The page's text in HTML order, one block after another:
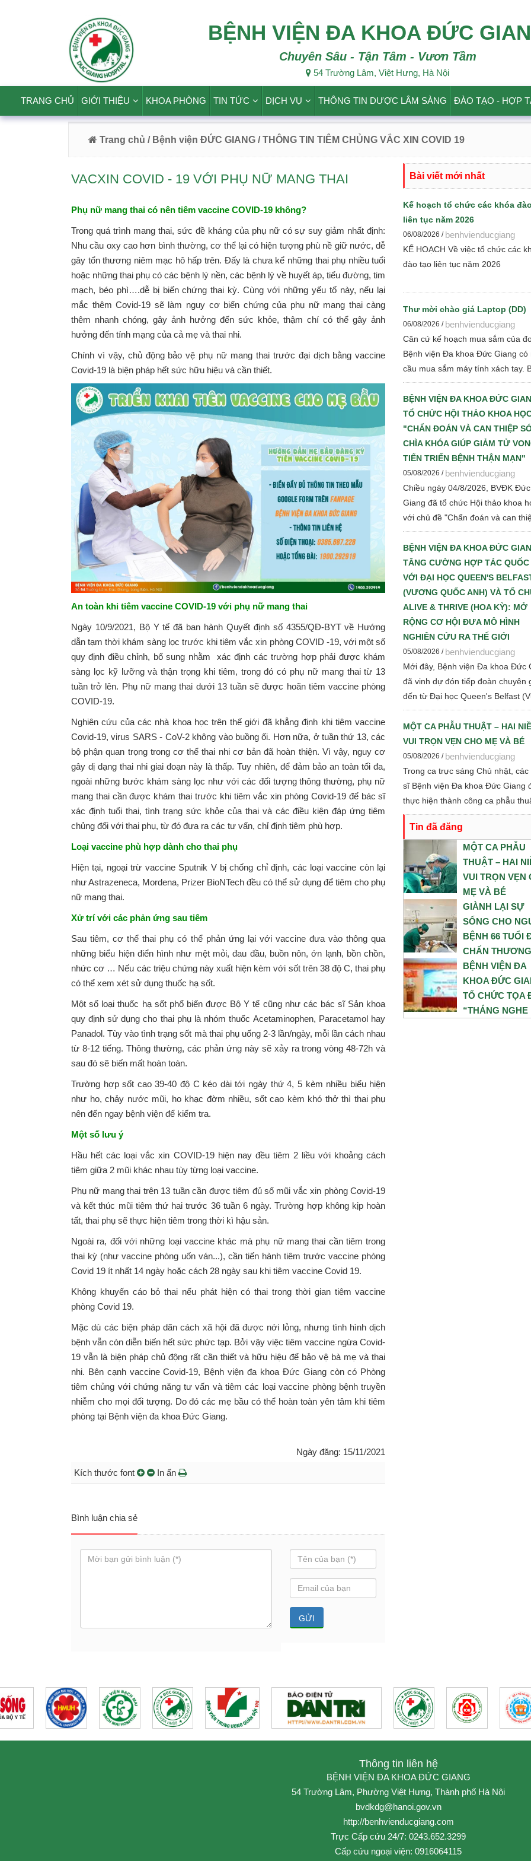
BỆNH VIỆN ĐA KHOA ĐỨC
Chuyên Sâu - Tận Tâm - Vươn Tầm
54 Trường Lâm, Việt Hưng, Hà Nội
TRANG CHỦ GIỚI THIỆU KHOA PHÒNG TIN TỨC DỊCH VỤ THÔNG TIN DƯỢC LÂM SÀNG ĐÀO TẠO - HỢP
Trang chủ / Bệnh viện ĐỨC GIANG / THÔNG TIN TIÊM CHỦNG VẮC XIN COVID 19
VACXIN COVID - 19 VỚI PHỤ NỮ MANG THAI
Phụ nữ mang thai có nên tiêm vaccine COVID-19 không?
Trong quá trình mang thai, sức đề kháng của phụ nữ có sự suy giảm nhất định:
Nhu cầu oxy cao hơn bình thường, cơ thể lại có hiện tượng phù nề giữ nước, dễ
gây tổn thương niêm mạc hô hấp trên. Đấy là chưa kể những thai phụ nhiều tuổi
hoặc những thai phụ có các bệnh lý nền, các bệnh lý về huyết áp, tiểu đường, tim
mạch, béo phì….dễ bị biến chứng thai kỳ. Cùng với những yếu tố này, nếu lại
mắc thêm Covid-19 sẽ làm nguy cơ biến chứng của phụ nữ mang thai càng
thêm nhanh chóng, gây ảnh hưởng đến sức khỏe, thậm chí có thể gây ảnh
hưởng đến tính mạng của cả mẹ và thai nhi.
Chính vì vậy, chủ động bảo vệ phụ nữ mang thai trước đại dịch bằng vaccine
Covid-19 là biện pháp hết sức hữu hiệu và cần thiết.
An toàn khi tiêm vaccine COVID-19 với phụ nữ mang thai
Ngày 10/9/2021, Bộ Y tế đã ban hành Quyết định số 4355/QĐ-BYT về Hướng
dẫn tạm thời khám sàng lọc trước khi tiêm vắc xin phòng COVID -19, với một số
quy định điều chỉnh, bổ sung nhằm xác định các trường hợp phải được khám
sàng lọc kỹ lưỡng và thận trọng khi tiêm, trong đó có phụ nữ mang thai từ 13
tuần trở lên. Phụ nữ mang thai dưới 13 tuần sẽ được hoãn tiêm vaccine phòng
COVID-19.
Nghiên cứu của các nhà khoa học trên thế giới đã khẳng định khi tiêm vaccine
Covid-19, virus SARS - CoV-2 không vào buồng ối. Hơn nữa, ở tuần thứ 13, các
bộ phận quan trọng trong cơ thể thai nhi cơ bản đã hoàn thiện. Vì vậy, nguy cơ
gây dị dạng thai nhi giai đoạn này là thấp. Tuy nhiên, để đảm bảo an toàn tối đa,
ngoài những bước khám sàng lọc như với các đối tượng thông thường, phụ nữ
mang thai cần được khám thai trước khi tiêm vắc xin phòng Covid-19 để bác sĩ
xác định tuổi thai, tình trạng sức khỏe của thai và các điều kiện đáp ứng tiêm
chủng đối với thai phụ, từ đó đưa ra các tư vấn, chỉ định tiêm phù hợp.
Loại vaccine phù hợp dành cho thai phụ
Hiện tại, ngoại trừ vaccine Sputnik V bị chống chỉ định, các loại vaccine còn lại
như Astrazeneca, Mordena, Prizer BioNTech đều có thể sử dụng để tiêm cho phụ
nữ mang thai.
Xử trí với các phản ứng sau tiêm
Sau tiêm, cơ thể thai phụ có thể phản ứng lại với vaccine đưa vào thông qua
những biểu hiện điển hình như mệt mỏi, đau đầu, buồn nôn, ớn lạnh, bồn chồn,
nhức cơ … Nếu các triệu chứng này xuất hiện kèm với sốt trên 38 độ C, thai phụ
có thể xem xét sử dụng thuốc hạ sốt.
Một số loại thuốc hạ sốt phổ biến được Bộ Y tế cũng như các bác sĩ Sản khoa
quy định sử dụng cho thai phụ là nhóm thuốc Acetaminophen, Paracetamol hay
Panadol. Tùy vào tình trạng sốt mà thai phụ uống 2-3 lần/ngày, mỗi lần cách nhau
từ 8-12 tiếng. Thông thường, các phản ứng này sẽ xảy ra trong vòng 48-72h và
sau đó sẽ biến mất hoàn toàn.
Trường hợp sốt cao 39-40 độ C kéo dài tới ngày thứ 4, 5 kèm nhiều biểu hiện
như ho, chảy nước mũi, ho khạc đờm nhiều, sốt cao kèm khó thở thì thai phụ
nên đến ngay bệnh viện để kiểm tra.
Một số lưu ý
Hầu hết các loại vắc xin COVID-19 hiện nay đều tiêm 2 liều với khoảng cách
tiêm giữa 2 mũi khác nhau tùy từng loại vaccine.
Phụ nữ mang thai trên 13 tuần cần được tiêm đủ số mũi vắc xin phòng Covid-19
và kết thúc mũi tiêm thứ hai trước 36 tuần 6 ngày. Trường hợp không kịp hoàn
tất, thai phụ sẽ thực hiện tiêm trong thời kì hậu sản.
Ngoài ra, đối với những loại vaccine khác mà phụ nữ mang thai cần tiêm trong
thai kỳ (như vaccine phòng uốn ván...), cần tiến hành tiêm trước vaccine phòng
Covid 19 ít nhất 14 ngày hoặc cách 28 ngày sau khi tiêm vaccine Covid 19.
Không khuyến cáo bỏ thai nếu phát hiện có thai trong thời gian tiêm vaccine
phòng Covid 19.
Mặc dù các biện pháp dãn cách xã hội đã được nới lỏng, nhưng tình hình dịch
bệnh vẫn còn diễn biến hết sức phức tạp. Bởi vậy việc tiêm vaccine ngừa Covid-
19 vẫn là biện pháp chủ động rất cần thiết và hữu hiệu để bảo vệ bà mẹ và thai
nhi. Bên cạnh vaccine Covid-19, Bệnh viện đa khoa Đức Giang còn có Phòng
tiêm chủng với chứng năng tư vấn và tiêm các loại vaccine phòng bệnh truyền
nhiễm cho mọi đối tượng. Do đó các mẹ bầu có thể hoàn toàn yên tâm khi tiêm
phòng tại Bệnh viện đa khoa Đức Giang.
Ngày đăng: 15/11/2021
Kích thước font In ấn
Bình luận chia sẻ
Bài viết mới nhất
Kế hoạch tổ chức các khóa
liên tục năm 2026
06/08/2026 / benhvienducgiang
KẾ HOẠCH Về việc tổ chức các
đào tạo liên tục năm 2026
Thư mời chào giá Laptop (DD)
06/08/2026 / benhvienducgiang
Căn cứ kế hoạch mua sắm của
Bệnh viện Đa khoa Đức Giang có
cầu mua sắm máy tính xách tay.
viện kính đề nghị các đơn vị, tổ
có đủ tư cách pháp nhân tham gia
giá cạnh tranh để Bệnh viện thực
các bước đấu thầu theo quy định
hành
BỆNH VIỆN ĐA KHOA ĐỨC
TỔ CHỨC HỘI THẢO KHOA
"CHẨN ĐOÁN VÀ CAN THIỆP
CHÌA KHÓA GIÚP GIẢM TỬ
TIẾN TRIỂN BỆNH THẬN MẠN"
05/08/2026 / benhvienducgiang
Chiều ngày 04/8/2026, BVĐK Đức
Giang đã tổ chức Hội thảo khoa
với chủ đề "Chẩn đoán và can
sớm – Chìa khóa giúp giảm tử
tiến triển bệnh thận mạn" nhằm
nhật những tiến bộ mới trong
đoán, điều trị và quản lý bệnh
mạn cho đội ngũ cán bộ y tế.
BỆNH VIỆN ĐA KHOA ĐỨC
TĂNG CƯỜNG HỢP TÁC QUỐC
VỚI ĐẠI HỌC QUEEN'S
(VƯƠNG QUỐC ANH) VÀ TỔ
ALIVE & THRIVE (HOA KỲ): MỞ
RỘNG CƠ HỘI ĐƯA MÔ HÌNH
NGHIÊN CỨU RA THẾ GIỚI
05/08/2026 / benhvienducgiang
Mới đây, Bệnh viện Đa khoa Đức
đã vinh dự đón tiếp đoàn chuyên
đến từ Đại học Queen's Belfast
quốc Anh) và Tổ chức Alive &
(Hoa Kỳ) đến tham quan, làm việc
trao đổi chuyên môn về dinh
mẹ - trẻ em, phát triển Ngân hàng
mẹ, vi sinh, phân tích y sinh, đồng
thảo luận các định hướng hợp tác
nghiên cứu khoa học và chuyển
thức trong thời gian tới.
MỘT CA PHẪU THUẬT – HAI
VUI TRỌN VẸN CHO MẸ VÀ BÉ
05/08/2026 / benhvienducgiang
Trong ca trực sáng Chủ nhật, các
sĩ Bệnh viện Đa khoa Đức Giang
thực hiện thành công ca phẫu
thai kết hợp bóc u nang buồng
cho sản phụ N. Sản phụ nhập viện
trong tình trạng chuyển dạ con so,
ngược, kèm theo khối u nang
trứng phải. Trước những yếu tố
cơ, ê-kíp Khoa Sản và Khoa Gây
Hồi sức đã phối hợp chặt chẽ, xây
dựng phương án phẫu thuật tối
nhằm đảm bảo an toàn cao nhất
cả mẹ và bé.
Tin đã đăng
MỘT CA PHẪU
THUẬT – HAI
VUI TRỌN VẸN
MẸ VÀ BÉ
05/08/2026
GIÀNH LẠI SỰ
SỐNG CHO
BỆNH 66 TUỔI
CHẤN THƯƠNG
NGUY KỊCH
NẠN NGÃ CAO
05/08/2026
BỆNH VIỆN ĐA
KHOA ĐỨC
TỔ CHỨC TỌA
“THÁNG NGHE
Thông tin liên hệ
BỆNH VIỆN ĐA KHOA ĐỨC GIANG
54 Trường Lâm, Phường Việt Hưng, Thành phố Hà Nội
bvdkdg@hanoi.gov.vn
http://benhvienducgiang.com
Trực Cấp cứu 24/7: 0243.652.3299
Cấp cứu ngoại viện: 0916064115